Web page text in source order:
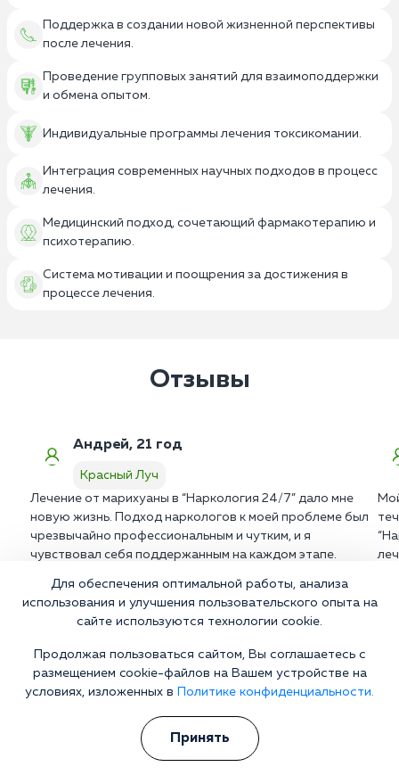
Поддержка в создании новой жизненной перспективы
после лечения.
Проведение групповых занятий для взаимоподдержки
и обмена опытом.
Индивидуальные программы лечения токсикомании.
Интеграция современных научных подходов в процесс
лечения.
Медицинский подход, сочетающий фармакотерапию и
психотерапию.
Система мотивации и поощрения за достижения в
процессе лечения.
Отзывы
Андрей, 21 год
Красный Луч
Лечение от марихуаны в “Наркология 24/7” дало мне
новую жизнь. Подход наркологов к моей проблеме был
чрезвычайно профессиональным и чутким, и я
чувствовал себя поддержанным на каждом этапе.
полноценной жизнью.
Больной не хочет лечиться?
морального давления
Для обеспечения оптимальной работы, анализа
использования и улучшения пользовательского опыта на
сайте используются технологии cookie.
Продолжая пользоваться сайтом, Вы соглашаетесь с
размещением cookie-файлов на Вашем устройстве на
условиях, изложенных в
Политике конфиденциальности.
Принять